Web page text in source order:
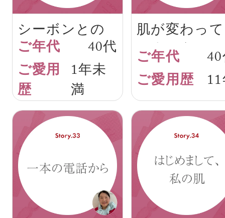
シーボンとの
出会いがくれ
た自信
40代
1年未
満
肌が変わって
人生も変わっ
た